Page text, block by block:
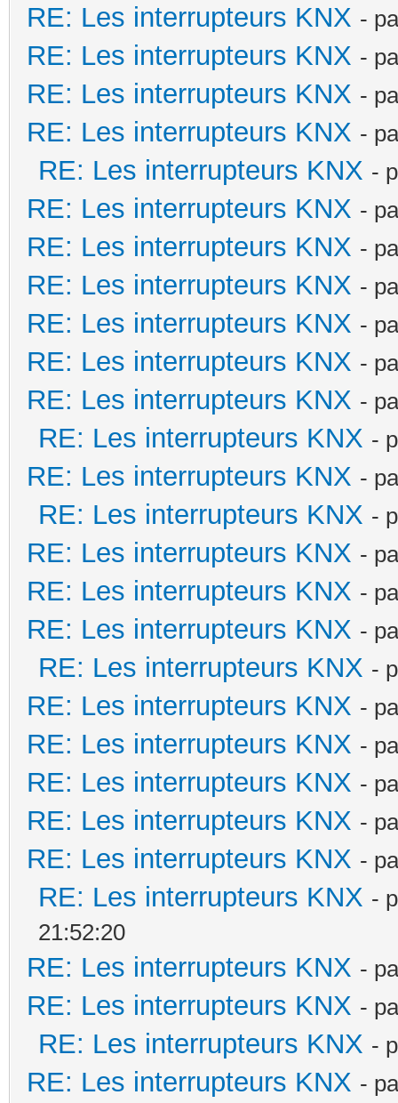
RE: Les interrupteurs KNX -
RE: Les interrupteurs KNX -
RE: Les interrupteurs KNX -
RE: Les interrupteurs KNX -
RE: Les interrupteurs KNX -
RE: Les interrupteurs KNX -
RE: Les interrupteurs KNX -
RE: Les interrupteurs KNX -
RE: Les interrupteurs KNX -
RE: Les interrupteurs KNX -
RE: Les interrupteurs KNX -
RE: Les interrupteurs KNX -
RE: Les interrupteurs KNX -
RE: Les interrupteurs KNX -
RE: Les interrupteurs KNX -
RE: Les interrupteurs KNX -
RE: Les interrupteurs KNX -
RE: Les interrupteurs KNX -
RE: Les interrupteurs KNX -
RE: Les interrupteurs KNX -
RE: Les interrupteurs KNX -
RE: Les interrupteurs KNX -
RE: Les interrupteurs KNX -
RE: Les interrupteurs KNX -
21:52:20
RE: Les interrupteurs KNX -
RE: Les interrupteurs KNX -
RE: Les interrupteurs KNX -
RE: Les interrupteurs KNX -